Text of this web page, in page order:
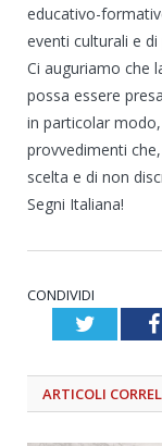
educativo-
eventi culturali e
Ci auguriamo che
possa essere
in particolar
provvedimenti
scelta e di non
Segni Italiana!
CONDIVIDI
Twitter
ARTICOLI